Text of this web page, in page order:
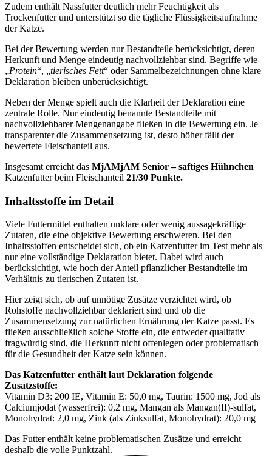
Zudem enthält Nassfutter deutlich mehr Feuchtigkeit als
Trockenfutter und unterstützt so die tägliche Flüssigkeitsaufnahme
der Katze.
Bei der Bewertung werden nur Bestandteile berücksichtigt, deren
Herkunft und Menge eindeutig nachvollziehbar sind. Begriffe wie
„Protein“, „tierisches Fett“ oder Sammelbezeichnungen ohne klare
Deklaration bleiben unberücksichtigt.
Neben der Menge spielt auch die Klarheit der Deklaration eine
zentrale Rolle. Nur eindeutig benannte Bestandteile mit
nachvollziehbarer Mengenangabe fließen in die Bewertung ein. Je
transparenter die Zusammensetzung ist, desto höher fällt der
bewertete Fleischanteil aus.
Insgesamt erreicht das MjAMjAM Senior – saftiges Hühnchen
Katzenfutterbeim Fleischanteil 21/30 Punkte.
Inhaltsstoffe im Detail
Viele Futtermittel enthalten unklare oder wenig aussagekräftige
Zutaten, die eine objektive Bewertung erschweren. Bei den
Inhaltsstoffen entscheidet sich, ob ein Katzenfutter im Test mehr als
nur eine vollständige Deklaration bietet. Dabei wird auch
berücksichtigt, wie hoch der Anteil pflanzlicher Bestandteile im
Verhältnis zu tierischen Zutaten ist.
Hier zeigt sich, ob auf unnötige Zusätze verzichtet wird, ob
Rohstoffe nachvollziehbar deklariert sind und ob die
Zusammensetzung zur natürlichen Ernährung der Katze passt. Es
fließen ausschließlich solche Stoffe ein, die entweder qualitativ
fragwürdig sind, die Herkunft nicht offenlegen oder problematisch
für die Gesundheit der Katze sein können.
Das Katzenfutter enthält laut Deklaration folgende
Zusatzstoffe:
Vitamin D3: 200 IE, Vitamin E: 50,0 mg, Taurin: 1500 mg, Jod als
Calciumjodat (wasserfrei): 0,2 mg, Mangan als Mangan(II)-sulfat,
Monohydrat: 2,0 mg, Zink (als Zinksulfat, Monohydrat): 20,0 mg
Das Futter enthält keine problematischen Zusätze und erreicht
deshalb die volle Punktzahl.